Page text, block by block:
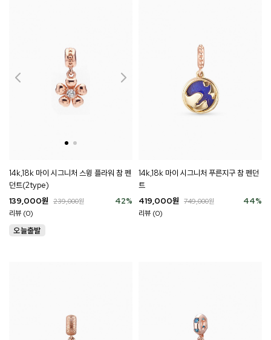
14k,18k 마이 시그니처 스윙 플라워 참 펜
던트(2type)
42%
139,000원 239,000원
리뷰 (0)
14k,18k 마이 시그니처 푸른지구 참 펜던
트
44%
419,000원 749,000원
리뷰 (0)